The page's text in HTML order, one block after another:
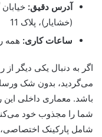
آدرس دقیق:
(خشایار)، پلاک 11
ساعات کاری: همه روزه از
اگر به دنبال یکی دیگر
می‌گردید، بدون شک
باشد. معماری داخلی
شما را مجذوب خود
شامل پارکینک